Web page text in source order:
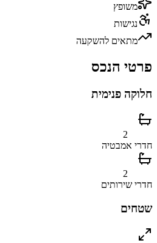
משופץ
נגישות
מתאים להשקעה
פרטי הנכס
חלוקה פנימית
2
חדרי אמבטיה
2
חדרי שירותים
שטחים